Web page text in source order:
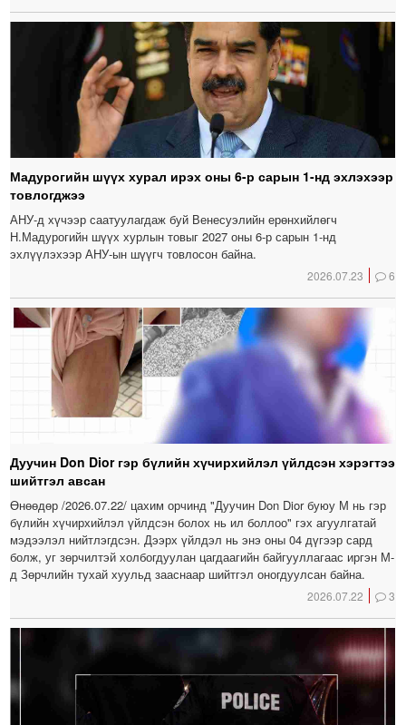
Мадурогийн шүүх хурал ирэх оны 6-р сарын 1-нд эхлэхээр
товлогджээ
АНУ-д хүчээр саатуулагдаж буй Венесуэлийн ерөнхийлөгч
Н.Мадурогийн шүүх хурлын товыг 2027 оны 6-р сарын 1-нд
эхлүүлэхээр АНУ-ын шүүгч товлосон байна.
2026.07.23 6
Дуучин Don Dior гэр бүлийн хүчирхийлэл үйлдсэн хэрэгтээ
шийтгэл авсан
Өнөөдөр /2026.07.22/ цахим орчинд "Дуучин Don Dior буюу М нь гэр
бүлийн хүчирхийлэл үйлдсэн болох нь ил боллоо" гэх агуулгатай
мэдээлэл нийтлэгдсэн. Дээрх үйлдэл нь энэ оны 04 дүгээр сард
болж, уг зөрчилтэй холбогдуулан цагдаагийн байгууллагаас иргэн М-
д Зөрчлийн тухай хуульд зааснаар шийтгэл оногдуулсан байна.
2026.07.22 3